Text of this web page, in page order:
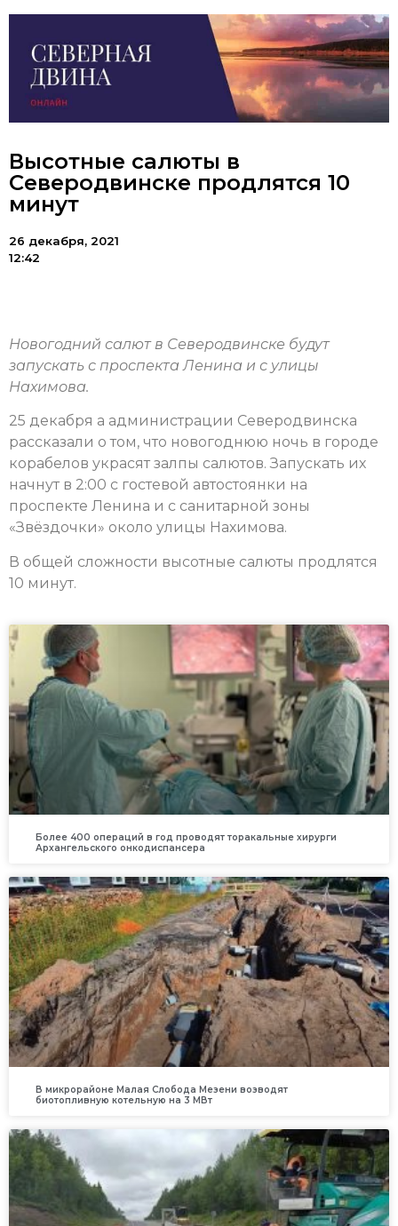
Высотные салюты в
Северодвинске продлятся 10
минут
26 декабря, 2021
12:42
Новогодний салют в Северодвинске будут
запускать с проспекта Ленина и с улицы
Нахимова.
25 декабря а администрации Северодвинска
рассказали о том, что новогоднюю ночь в городе
корабелов украсят залпы салютов. Запускать их
начнут в 2:00 с гостевой автостоянки на
проспекте Ленина и с санитарной зоны
«Звёздочки» около улицы Нахимова.
В общей сложности высотные салюты продлятся
10 минут.
Более 400 операций в год проводят торакальные хирурги
Архангельского онкодиспансера
В микрорайоне Малая Слобода Мезени возводят
биотопливную котельную на 3 МВт